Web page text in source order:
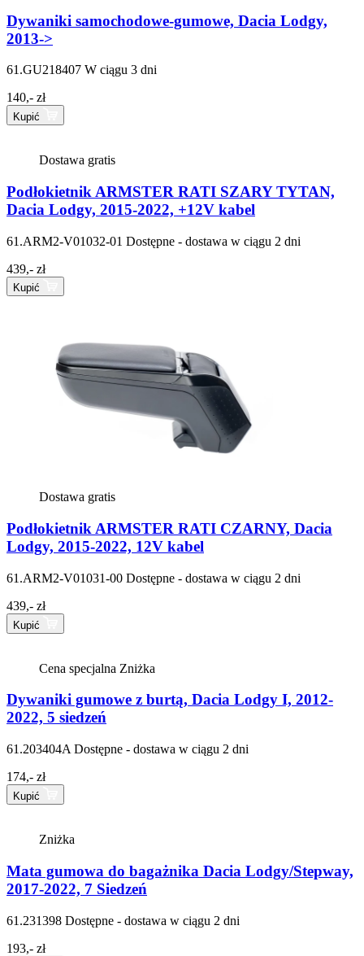
Dywaniki samochodowe-gumowe, Dacia Lodgy,
2013->
61.GU218407 W ciągu 3 dni
140,- zł
Kupić
Dostawa gratis
Podłokietnik ARMSTER RATI SZARY TYTAN,
Dacia Lodgy, 2015-2022, +12V kabel
61.ARM2-V01032-01 Dostępne - dostawa w ciągu 2 dni
439,- zł
Kupić
Dostawa gratis
Podłokietnik ARMSTER RATI CZARNY, Dacia
Lodgy, 2015-2022, 12V kabel
61.ARM2-V01031-00 Dostępne - dostawa w ciągu 2 dni
439,- zł
Kupić
Cena specjalna Zniżka
Dywaniki gumowe z burtą, Dacia Lodgy I, 2012-
2022, 5 siedzeń
61.203404A Dostępne - dostawa w ciągu 2 dni
174,- zł
Kupić
Zniżka
Mata gumowa do bagażnika Dacia Lodgy/Stepway,
2017-2022, 7 Siedzeń
61.231398 Dostępne - dostawa w ciągu 2 dni
193,- zł